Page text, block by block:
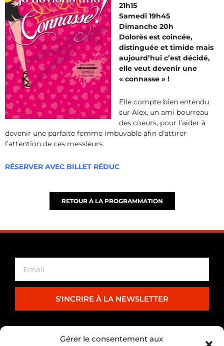
Gérer le consentement aux
21h15
Samedi 19h45
Dimanche 20h
Dolorès est coincée,
distinguée et timide mais
aujourd’hui c’est décidé,
elle veut devenir une
« connasse » !
Elle compte bien entendu
sur Alex, un ami bourreau
des coeurs, pour l’aider à
devenir une parfaite femme imbuvable afin d’attirer
l’attention de ces messieurs.
RÉSERVER AVEC BILLET RÉDUC
RETOUR À LA PROGRAMMATION
S'INCRIRE À LA NEWSLETTER
PARTENARIAT